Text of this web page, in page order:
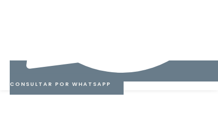
CONSULTAR POR WHATSAPP